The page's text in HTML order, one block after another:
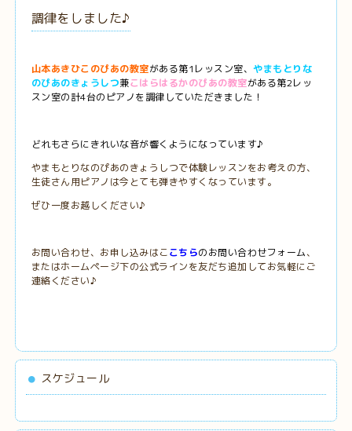
調律をしました♪
山本あきひこのぴあの教室がある第1レッスン室、やまもとりな
のぴあのきょうしつ兼こはらはるかのぴあの教室がある第2レッ
スン室の計4台のピアノを調律していただきました！
どれもさらにきれいな音が響くようになっています♪
やまもとりなのぴあのきょうしつで体験レッスンをお考えの方、
生徒さん用ピアノは今とても弾きやすくなっています。
ぜひ一度お越しください♪
お問い合わせ、お申し込みはここちらのお問い合わせフォーム、
またはホームページ下の公式ラインを友だち追加してお気軽にご
連絡ください♪
スケジュール